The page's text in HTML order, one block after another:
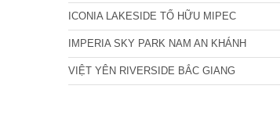
ICONIA LAKESIDE TỐ HỮU MIPEC
IMPERIA SKY PARK NAM AN KHÁNH
VIỆT YÊN RIVERSIDE BẮC GIANG